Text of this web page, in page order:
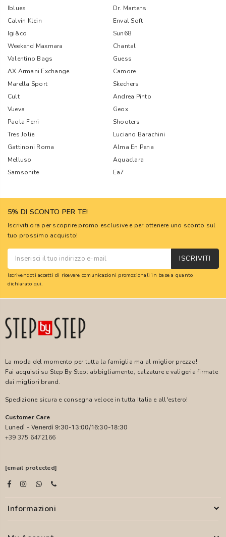
Iblues
Dr. Martens
Calvin Klein
Enval Soft
Igi&co
Sun68
Weekend Maxmara
Chantal
Valentino Bags
Guess
AX Armani Exchange
Camore
Marella Sport
Skechers
Cult
Andrea Pinto
Vueva
Geox
Paola Ferri
Shooters
Tres Jolie
Luciano Barachini
Gattinoni Roma
Alma En Pena
Melluso
Aquaclara
Samsonite
Ea7
5% DI SCONTO PER TE!
Iscriviti ora per scoprire promo esclusive e per ottenere uno sconto sul
tuo prossimo acquisto!
ISCRIVITI
Iscrivendoti accetti di ricevere comunicazioni promozionali in base a quanto
dichiarato qui.
La moda del momento per tutta la famiglia ma al miglior prezzo!
Fai acquisti su Step By Step: abbigliamento, calzature e valigeria firmate
dai migliori brand.
Spedizione sicura e consegna veloce in tutta Italia e all'estero!
Customer Care
Lunedì - Venerdì 9:30-13:00/16:30-18:30
+39 375 6472166
[email protected]
Informazioni